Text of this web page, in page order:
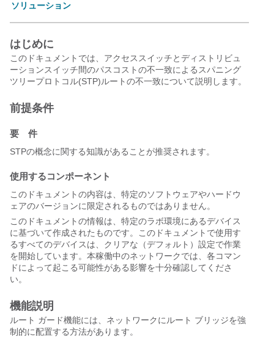
ソリューション
はじめに
このドキュメントでは、アクセススイッチとディストリビュ
ーションスイッチ間のパスコストの不一致によるスパニング
ツリープロトコル(STP)ルートの不一致について説明します。
前提条件
要 件
STPの概念に関する知識があることが推奨されます。
使用するコンポーネント
このドキュメントの内容は、特定のソフトウェアやハードウ
ェアのバージョンに限定されるものではありません。
このドキュメントの情報は、特定のラボ環境にあるデバイス
に基づいて作成されたものです。このドキュメントで使用す
るすべてのデバイスは、クリアな（デフォルト）設定で作業
を開始しています。本稼働中のネットワークでは、各コマン
ドによって起こる可能性がある影響を十分確認してくださ
い。
機能説明
ルート ガード機能には、ネットワークにルート ブリッジを強
制的に配置する方法があります。